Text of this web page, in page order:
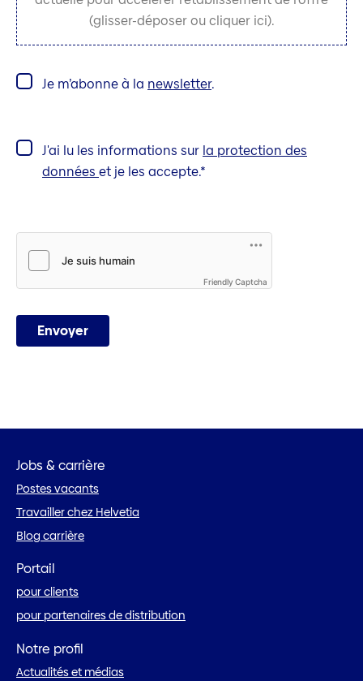
(glisser-déposer ou cliquer ici).
Je m’abonne à la newsletter.
J'ai lu les informations sur la protection des
données et je les accepte.
Friendly Captcha
Envoyer
Jobs & carrière
Postes vacants
Travailler chez Helvetia
Blog carrière
Portail
pour clients
pour partenaires de distribution
Notre profil
Actualités et médias